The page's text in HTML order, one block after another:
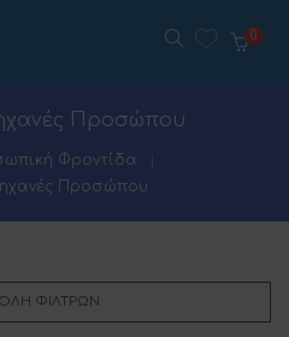
Προσώπου
Φροντίδα
Προσώπου
ΦΊΛΤΡΩΝ